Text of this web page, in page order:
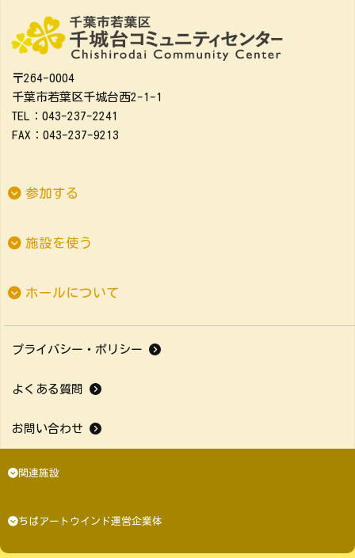
〒264-0004
千葉市若葉区千城台西2-1-1
TEL：043-237-2241
FAX：043-237-9213
参加する
施設を使う
ホールについて
プライバシー・ポリシー
よくある質問
お問い合わせ
関連施設
ちばアートウインド運営企業体